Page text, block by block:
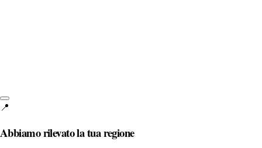
📍
Abbiamo rilevato la tua regione